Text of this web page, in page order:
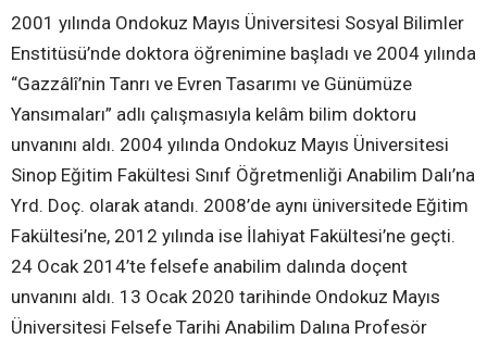
2001 yılında Ondokuz Mayıs Üniversitesi Sosyal Bilimler
Enstitüsü’nde doktora öğrenimine başladı ve 2004 yılında
“Gazzâlî’nin Tanrı ve Evren Tasarımı ve Günümüze
Yansımaları” adlı çalışmasıyla kelâm bilim doktoru
unvanını aldı. 2004 yılında Ondokuz Mayıs Üniversitesi
Sinop Eğitim Fakültesi Sınıf Öğretmenliği Anabilim Dalı’na
Yrd. Doç. olarak atandı. 2008’de aynı üniversitede Eğitim
Fakültesi’ne, 2012 yılında ise İlahiyat Fakültesi’ne geçti.
24 Ocak 2014’te felsefe anabilim dalında doçent
unvanını aldı. 13 Ocak 2020 tarihinde Ondokuz Mayıs
Üniversitesi Felsefe Tarihi Anabilim Dalına Profesör